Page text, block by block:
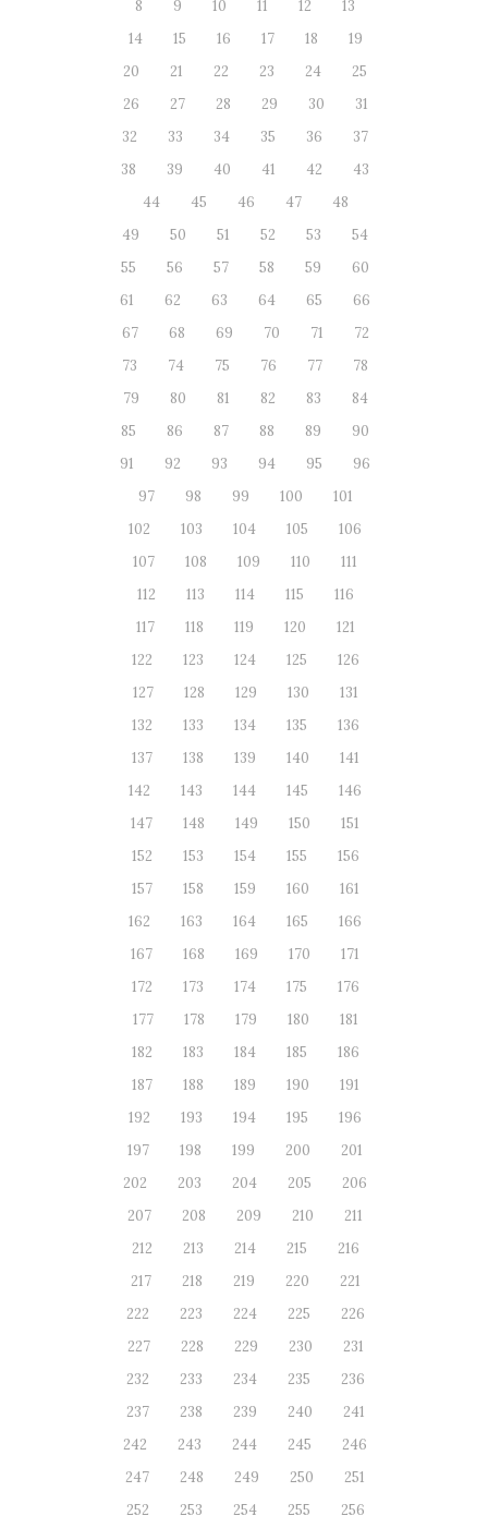
8
9 10 11 12
13
14
15 16 17 18
19
20
21 22 23 24
25
26
27 28 29 30
31
32
33 34 35 36
37
38
39 40 41 42
43
44
45 46 47
48
49
50 51 52 53
54
55
56 57 58 59
60
61
62 63 64 65
66
67
68 69 70 71
72
73
74 75 76 77
78
79
80 81 82 83
84
85
86 87 88 89
90
91
92 93 94 95
96
97
98 99 100
101
102
103 104 105
106
107
108 109 110
111
112
113 114 115
116
117
118 119 120
121
122
123 124 125
126
127
128 129 130
131
132
133 134 135
136
137
138 139 140
141
142
143 144 145
146
147
148 149 150
151
152
153 154 155
156
157
158 159 160
161
162
163 164 165
166
167
168 169 170
171
172
173 174 175
176
177
178 179 180
181
182
183 184 185
186
187
188 189 190
191
192
193 194 195
196
197
198 199 200
201
202
203 204 205
206
207
208 209 210
211
212
213 214 215
216
217
218 219 220
221
222
223 224 225
226
227
228 229 230
231
232
233 234 235
236
237
238 239 240
241
242
243 244 245
246
247
248 249 250
251
252
253 254 255
256